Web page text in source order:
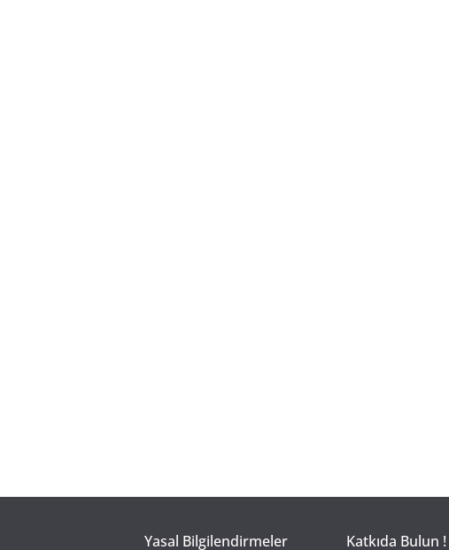
Yasal Bilgilendirmeler Katkıda Bulun !